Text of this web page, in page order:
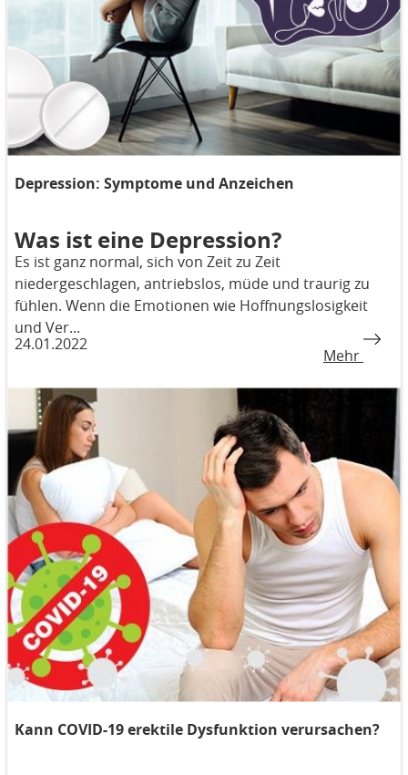
Depression: Symptome und Anzeichen
Was ist eine Depression?
Es ist ganz normal, sich von Zeit zu Zeit
niedergeschlagen, antriebslos, müde und traurig zu
fühlen. Wenn die Emotionen wie Hoffnungslosigkeit
und Ver...
24.01.2022
Mehr
Kann COVID-19 erektile Dysfunktion verursachen?